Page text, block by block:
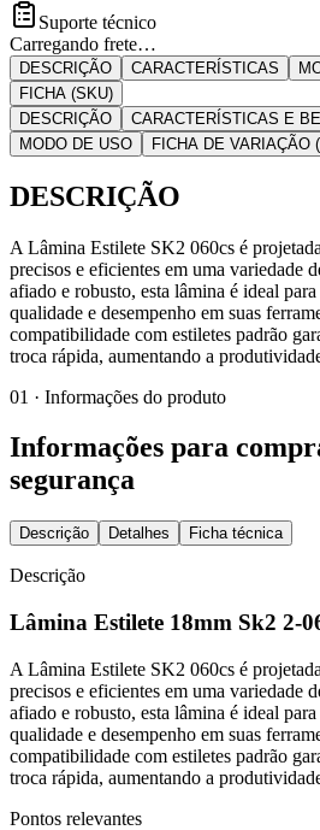
Suporte técnico
Carregando frete…
DESCRIÇÃO CARACTERÍSTICAS
FICHA (SKU)
DESCRIÇÃO
CARACTERÍSTICAS E
MODO DE USO
FICHA DE VARIAÇÃO
DESCRIÇÃO
A Lâmina Estilete SK2 060cs é
precisos e eficientes em uma variedade
afiado e robusto, esta lâmina é ideal
qualidade e desempenho em suas
compatibilidade com estiletes padrão
troca rápida, aumentando a
01 · Informações do produto
Informações para
segurança
Descrição Detalhes Ficha técnica
Descrição
Lâmina Estilete 18mm Sk2 2-
A Lâmina Estilete SK2 060cs é
precisos e eficientes em uma variedade
afiado e robusto, esta lâmina é ideal
qualidade e desempenho em suas
compatibilidade com estiletes padrão
troca rápida, aumentando a
Pontos relevantes